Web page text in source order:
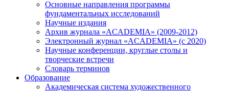
Основные направления программы
фундаментальных исследований
Научные издания
Архив журнала «ACADEMIA» (2009-2012)
Электронный журнал «ACADEMIA» (с 2020)
Научные конференции, круглые столы и
творческие встречи
Словарь терминов
Образование
Академическая система художественного